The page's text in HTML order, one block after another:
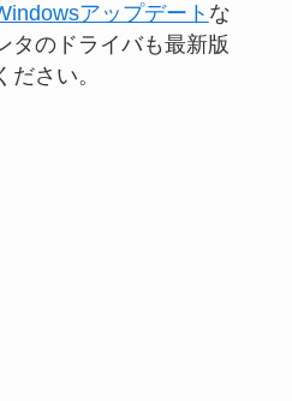
アップデート な
タのドライバも最新版
さい。